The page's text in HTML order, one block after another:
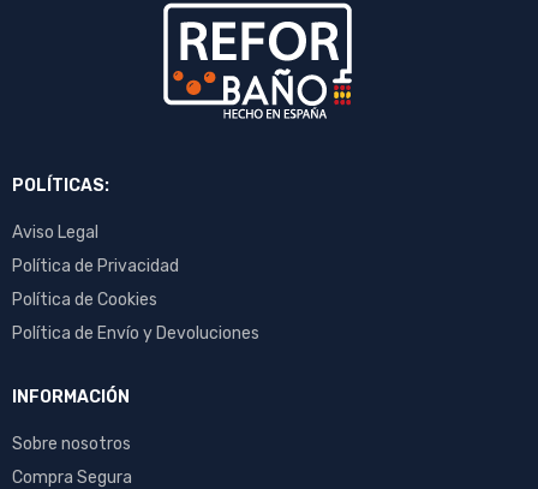
POLÍTICAS:
Aviso Legal
Política de Privacidad
Política de Cookies
Política de Envío y Devoluciones
INFORMACIÓN
Sobre nosotros
Compra Segura